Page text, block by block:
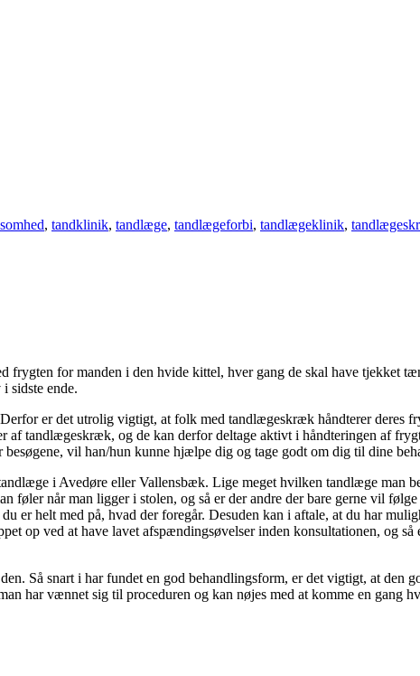
, tandklinik, tandlæge, tandlægeforbi, tandlægeklinik,
for manden i den hvide kittel, hver gang de skal have tjekket
sidste ende.
er det utrolig vigtigt, at folk med tandlægeskræk håndterer deres
tandlægeskræk, og de kan derfor deltage aktivt i håndteringen af
vil han/hun kunne hjælpe dig og tage godt om dig til dine
i Avedøre eller Vallensbæk. Lige meget hvilken tandlæge man
når man ligger i stolen, og så er der andre der bare gerne vil
helt med på, hvad der foregår. Desuden kan i aftale, at du har
op ved at have lavet afspændingsøvelser inden konsultationen, og så
Så snart i har fundet en god behandlingsform, er det vigtigt, at den
har vænnet sig til proceduren og kan nøjes med at komme en gang